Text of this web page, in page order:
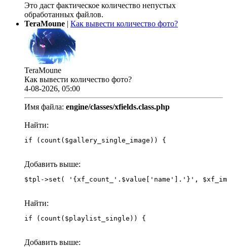
Это даст фактическое количество непустых
обработанных файлов.
TeraMoune | Как вывести количество фото?
TeraMoune
Как вывести количество фото?
4-08-2026, 05:00
Имя файла: engine/classes/xfields.class.php
Найти:
if (count($gallery_single_image)) {
Добавить выше:
Найти:
if (count($playlist_single)) {
Добавить выше: